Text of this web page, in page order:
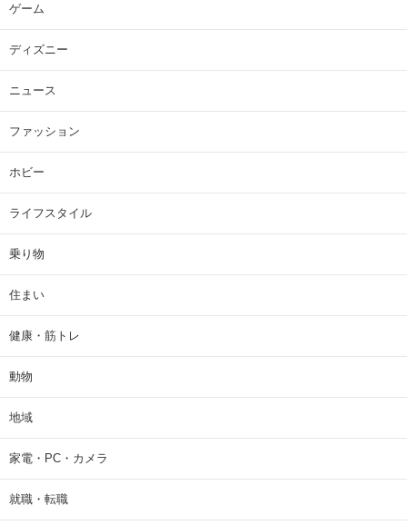
ゲーム
ディズニー
ニュース
ファッション
ホビー
ライフスタイル
乗り物
住まい
健康・筋トレ
動物
地域
家電・PC・カメラ
就職・転職